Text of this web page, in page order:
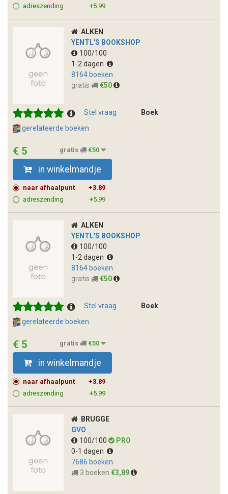
adreszending +5.99
ALKEN
YENTL'S BOOKSHOP
100/100
1-2 dagen
8164 boeken
gratis
€50
Stel vraag
Boek
gerelateerde boeken
€ 5 gratis €50
in winkelmandje
naar afhaalpunt
+3.89
adreszending
+5.99
ALKEN
YENTL'S BOOKSHOP
100/100
1-2 dagen
8164 boeken
gratis
€50
Stel vraag
Boek
gerelateerde boeken
€ 5 gratis €50
in winkelmandje
naar afhaalpunt
+3.89
adreszending
+5.99
BRUGGE
GVO
100/100
PRO
0-1 dagen
7686 boeken
3 boeken €3,89